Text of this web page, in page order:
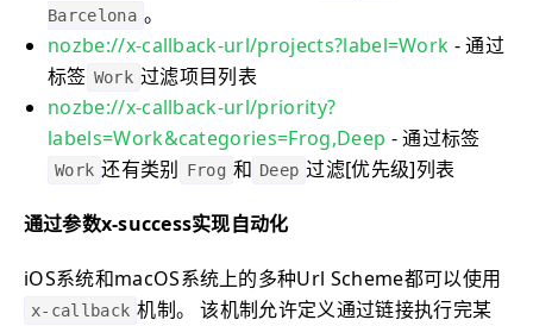
Barcelona 。
nozbe://x-callback-url/projects?label=Work - 通过
标签 Work 过滤项目列表
nozbe://x-callback-url/priority?
labels=Work&categories=Frog,Deep - 通过标签
Work 还有类别 Frog 和 Deep 过滤[优先级]列表
通过参数x-success实现自动化
iOS系统和macOS系统上的多种Url Scheme都可以使用
x-callback 机制。 该机制允许定义通过链接执行完某